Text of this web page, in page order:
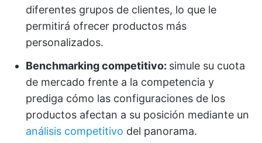
diferentes grupos de clientes, lo que le
permitirá ofrecer productos más
personalizados.
Benchmarking competitivo: simule su cuota
de mercado frente a la competencia y
prediga cómo las configuraciones de los
productos afectan a su posición mediante un
análisis competitivo del panorama.